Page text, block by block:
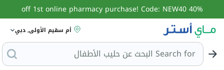
40% off 1st online pharmacy purchase! Code: NEW40
أم سقيم الأولى, دبي
Search for البحث عن حليب ال